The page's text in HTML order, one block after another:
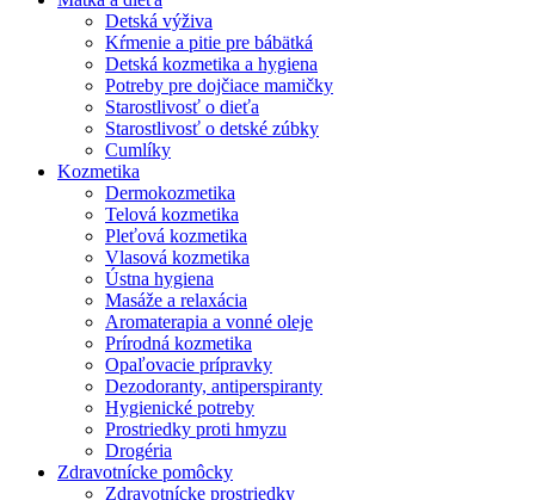
Detská výživa
Kŕmenie a pitie pre bábätká
Detská kozmetika a hygiena
Potreby pre dojčiace mamičky
Starostlivosť o dieťa
Starostlivosť o detské zúbky
Cumlíky
Kozmetika
Dermokozmetika
Telová kozmetika
Pleťová kozmetika
Vlasová kozmetika
Ústna hygiena
Masáže a relaxácia
Aromaterapia a vonné oleje
Prírodná kozmetika
Opaľovacie prípravky
Dezodoranty, antiperspiranty
Hygienické potreby
Prostriedky proti hmyzu
Drogéria
Zdravotnícke pomôcky
Zdravotnícke prostriedky